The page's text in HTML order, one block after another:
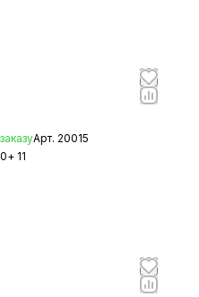
Арт. 20015
+ 11